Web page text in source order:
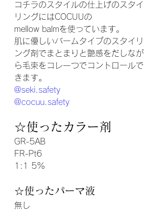
コチラのスタイルの仕上げの スタイ
リング にはCOCUUの
mellow balmを使っています。
肌に優しいバームタイプのスタイリ
ング剤でまとまりと艶感をだしなが
ら毛束をコレ一つでコントロールで
きます。
@seki.safety
@cocuu.safety
☆使ったカラー剤
GR-5AB
FR-Pt6
1:1 5%
☆使ったパーマ液
無し